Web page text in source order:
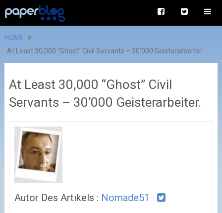
HOME
At Least 30,000 “Ghost” Civil Servants – 30’000 Geisterarbeiter.
At Least 30,000 “Ghost” Civil
Servants – 30’000 Geisterarbeiter.
Autor Des Artikels : Nomade51